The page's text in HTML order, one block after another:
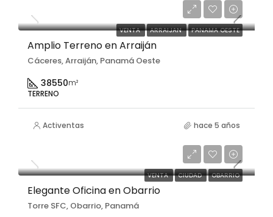
VENTA ARRAIJAN PANAMA OESTE
Amplio Terreno en Arraiján
Cáceres, Arraiján, Panamá Oeste
38550m²
TERRENO
Activentas hace 5 años
VENTA CIUDAD OBARRIO
Elegante Oficina en Obarrio
Torre SFC, Obarrio, Panamá